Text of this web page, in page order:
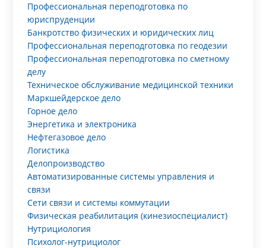
Профессиональная переподготовка по
юриспруденции
Банкротство физических и юридических лиц
Профессиональная переподготовка по геодезии
Профессиональная переподготовка по сметному
делу
Техническое обслуживание медицинской техники
Маркшейдерское дело
Горное дело
Энергетика и электроника
Нефтегазовое дело
Логистика
Делопроизводство
Автоматизированные системы управления и
связи
Сети связи и системы коммутации
Физическая реабилитация (кинезиоспециалист)
Нутрициология
Психолог-нутрициолог